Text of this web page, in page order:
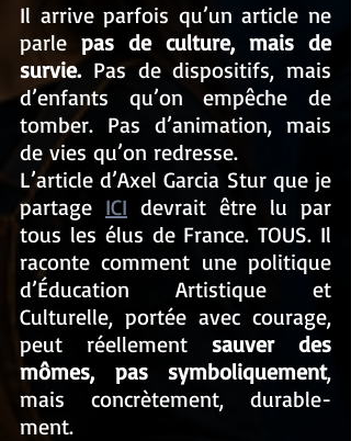
Il arrive parfois qu’un article ne
parle pas de culture, mais de
survie. Pas de dispositifs, mais
d’enfants qu’on empêche de
tomber. Pas d’animation, mais
de vies qu’on redresse.
L’article d’Axel Garcia Stur que je
partage ICI devrait être lu par
tous les élus de France. TOUS. Il
raconte comment une politique
d’Éducation Artistique et
Culturelle, portée avec courage,
peut réellement sauver des
mômes, pas symboliquement,
mais concrètement, durable­
ment.